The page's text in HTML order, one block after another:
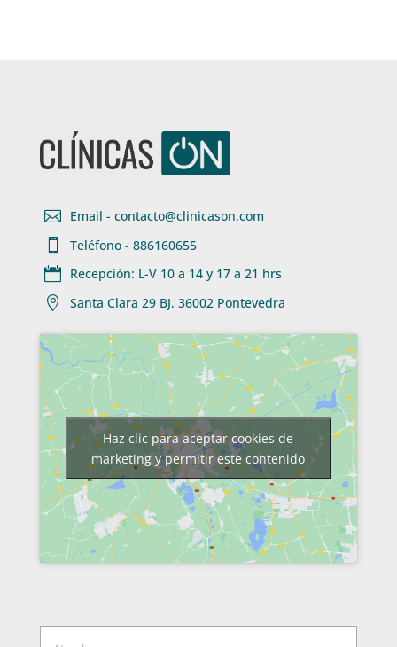
 Email - contacto@clinicason.com

Teléfono - 886160655
 Recepción: L-V 10 a 14 y 17 a 21 hrs

Santa Clara 29 BJ, 36002 Pontevedra
Haz clic para aceptar cookies de
marketing y permitir este contenido